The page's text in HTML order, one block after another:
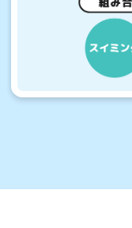
version
not be
original
fully
まにおすすめ
検討していて、
クラスの雰囲気を
たい方。